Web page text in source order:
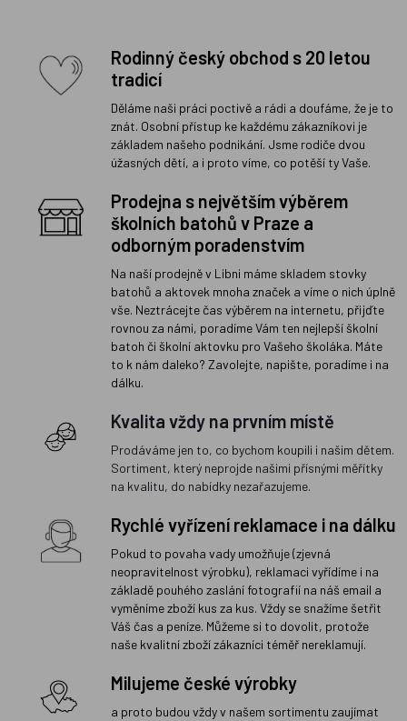
Rodinný český obchod s 20 letou
tradicí
Děláme naši práci poctivě a rádi a doufáme, že je to
znát. Osobní přístup ke každému zákazníkovi je
základem našeho podnikání. Jsme rodiče dvou
úžasných dětí, a i proto víme, co potěší ty Vaše.
Prodejna s největším výběrem
školních batohů v Praze a
odborným poradenstvím
Na naší prodejně v Libni máme skladem stovky
batohů a aktovek mnoha značek a víme o nich úplně
vše. Neztrácejte čas výběrem na internetu, přijďte
rovnou za námi, poradíme Vám ten nejlepší školní
batoh či školní aktovku pro Vašeho školáka. Máte
to k nám daleko? Zavolejte, napište, poradíme i na
dálku.
Kvalita vždy na prvním místě
Prodáváme jen to, co bychom koupili i našim dětem.
Sortiment, který neprojde našimi přísnými měřítky
na kvalitu, do nabídky nezařazujeme.
Rychlé vyřízení reklamace i na dálku
Pokud to povaha vady umožňuje (zjevná
neopravitelnost výrobku), reklamaci vyřídíme i na
základě pouhého zaslání fotografií na náš email a
vyměníme zboží kus za kus. Vždy se snažíme šetřit
Váš čas a peníze. Můžeme si to dovolit, protože
naše kvalitní zboží zákazníci téměř nereklamují.
Milujeme české výrobky
a proto budou vždy v našem sortimentu zaujímat